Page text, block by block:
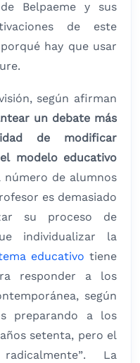
Belpaeme y sus
de este
hay que usar
según afirman
un debate más
de modificar
modelo educativo
número de alumnos
es demasiado
su proceso de
individualizar la
educativo tiene
responder a los
según
preparando a los
setenta, pero el
La